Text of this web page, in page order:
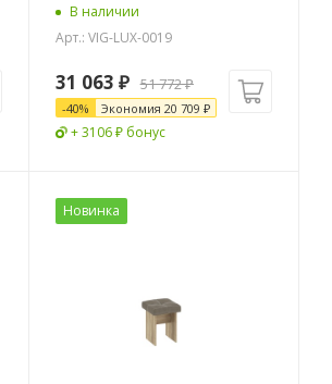
В наличии
Арт.: VIG-LUX-0019
31 063 ₽ 51 772₽
-40% Экономия 20 709 ₽
+ 3106 ₽ бонус
Новинка